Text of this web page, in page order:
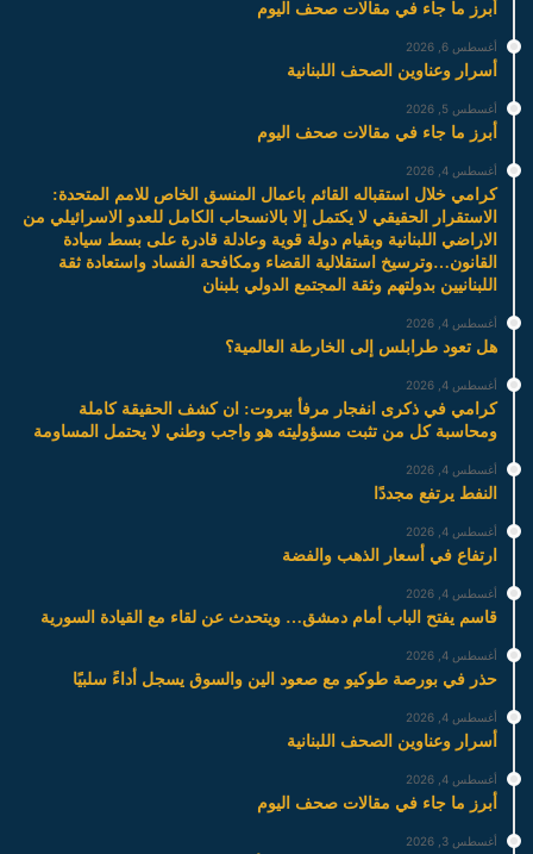
أبرز ما جاء في مقالات صحف اليوم
أغسطس 6, 2026
أسرار وعناوين الصحف اللبنانية
أغسطس 5, 2026
أبرز ما جاء في مقالات صحف اليوم
أغسطس 4, 2026
كرامي خلال استقباله القائم باعمال المنسق الخاص للامم المتحدة:
الاستقرار الحقيقي لا يكتمل إلا بالانسحاب الكامل للعدو الاسرائيلي من
الاراضي اللبنانية وبقيام دولة قوية وعادلة قادرة على بسط سيادة
القانون…وترسيخ استقلالية القضاء ومكافحة الفساد واستعادة ثقة
اللبنانيين بدولتهم وثقة المجتمع الدولي بلبنان
أغسطس 4, 2026
هل تعود طرابلس إلى الخارطة العالمية؟
أغسطس 4, 2026
كرامي في ذكرى انفجار مرفأ بيروت: ان كشف الحقيقة كاملة
ومحاسبة كل من تثبت مسؤوليته هو واجب وطني لا يحتمل المساومة
أغسطس 4, 2026
النفط يرتفع مجددًا
أغسطس 4, 2026
ارتفاع في أسعار الذهب والفضة
أغسطس 4, 2026
قاسم يفتح الباب أمام دمشق… ويتحدث عن لقاء مع القيادة السورية
أغسطس 4, 2026
حذر في بورصة طوكيو مع صعود الين والسوق يسجل أداءً سلبيًا
أغسطس 4, 2026
أسرار وعناوين الصحف اللبنانية
أغسطس 4, 2026
أبرز ما جاء في مقالات صحف اليوم
أغسطس 3, 2026